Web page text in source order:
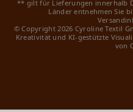
** gilt für Lieferungen innerhalb
Länder entnehmen Sie
© Copyright 2026 Cyroline Textil
Kreativität und KI-gestützte
von